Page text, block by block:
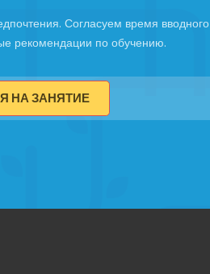
Согласуем время вводного
рекомендации по обучению.
НА ЗАНЯТИЕ